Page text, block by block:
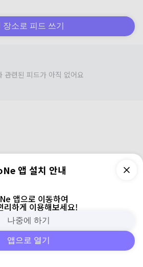
장소로 피드 쓰기
관련된 피드가 아직 없어요
검색 로그인
앱 설치 안내
앱으로 이동하여
리하게 이용해보세요!
나중에 하기
앱으로 열기